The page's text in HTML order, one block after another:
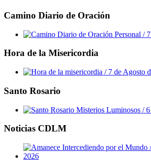
Camino Diario de Oración
Hora de la Misericordia
Santo Rosario
Noticias CDLM